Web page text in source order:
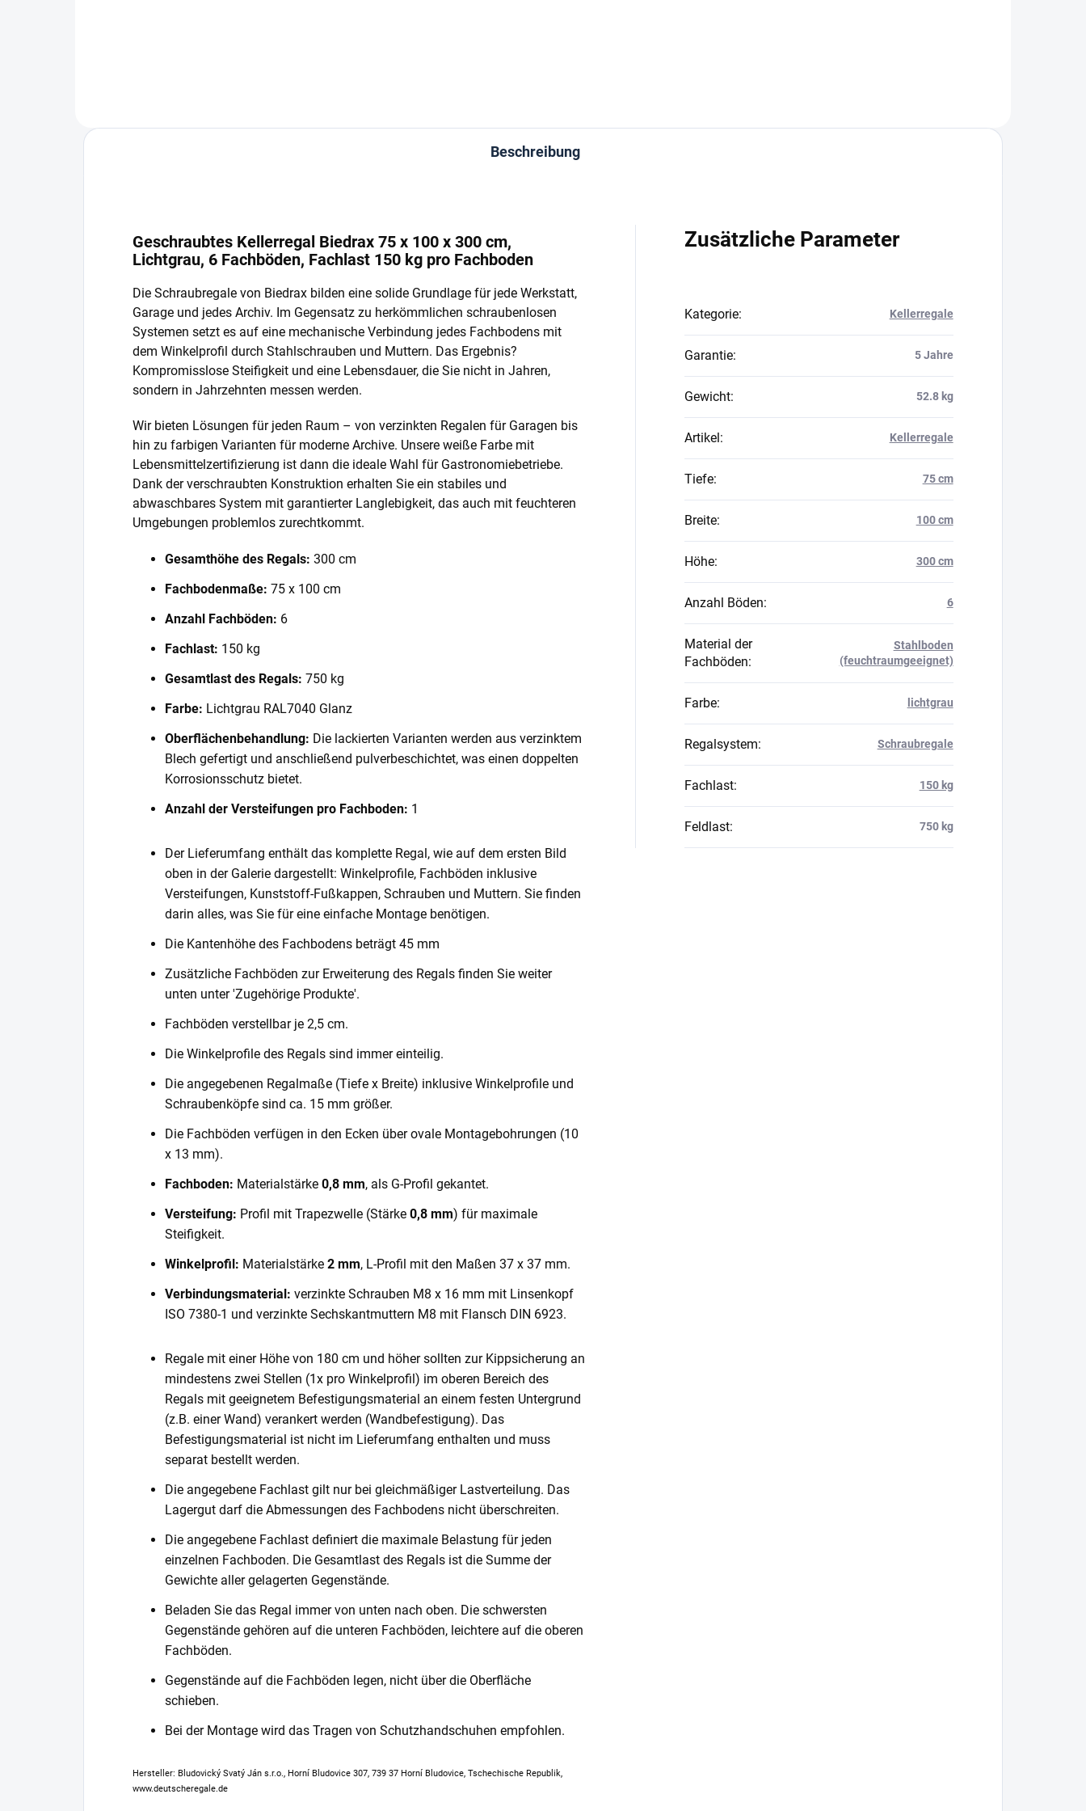
Beschreibung
Geschraubtes Kellerregal Biedrax 75 x 100 x 300 cm,
Lichtgrau, 6 Fachböden, Fachlast 150 kg pro Fachboden
Die Schraubregale von Biedrax bilden eine solide Grundlage für jede Werkstatt,
Garage und jedes Archiv. Im Gegensatz zu herkömmlichen schraubenlosen
Systemen setzt es auf eine mechanische Verbindung jedes Fachbodens mit
dem Winkelprofil durch Stahlschrauben und Muttern. Das Ergebnis?
Kompromisslose Steifigkeit und eine Lebensdauer, die Sie nicht in Jahren,
sondern in Jahrzehnten messen werden.
Wir bieten Lösungen für jeden Raum – von verzinkten Regalen für Garagen bis
hin zu farbigen Varianten für moderne Archive. Unsere weiße Farbe mit
Lebensmittelzertifizierung ist dann die ideale Wahl für Gastronomiebetriebe.
Dank der verschraubten Konstruktion erhalten Sie ein stabiles und
abwaschbares System mit garantierter Langlebigkeit, das auch mit feuchteren
Umgebungen problemlos zurechtkommt.
Gesamthöhe des Regals: 300 cm
Fachbodenmaße: 75 x 100 cm
Anzahl Fachböden: 6
Fachlast: 150 kg
Gesamtlast des Regals: 750 kg
Farbe: Lichtgrau RAL7040 Glanz
Oberflächenbehandlung: Die lackierten Varianten werden aus verzinktem
Blech gefertigt und anschließend pulverbeschichtet, was einen doppelten
Korrosionsschutz bietet.
Anzahl der Versteifungen pro Fachboden: 1
Der Lieferumfang enthält das komplette Regal, wie auf dem ersten Bild
oben in der Galerie dargestellt: Winkelprofile, Fachböden inklusive
Versteifungen, Kunststoff-Fußkappen, Schrauben und Muttern. Sie finden
darin alles, was Sie für eine einfache Montage benötigen.
Die Kantenhöhe des Fachbodens beträgt 45 mm
Zusätzliche Fachböden zur Erweiterung des Regals finden Sie weiter
unten unter 'Zugehörige Produkte'.
Fachböden verstellbar je 2,5 cm.
Die Winkelprofile des Regals sind immer einteilig.
Die angegebenen Regalmaße (Tiefe x Breite) inklusive Winkelprofile und
Schraubenköpfe sind ca. 15 mm größer.
Die Fachböden verfügen in den Ecken über ovale Montagebohrungen (10
x 13 mm).
Fachboden: Materialstärke 0,8 mm, als G-Profil gekantet.
Versteifung: Profil mit Trapezwelle (Stärke 0,8 mm) für maximale
Steifigkeit.
Winkelprofil: Materialstärke 2 mm, L-Profil mit den Maßen 37 x 37 mm.
Verbindungsmaterial: verzinkte Schrauben M8 x 16 mm mit Linsenkopf
ISO 7380-1 und verzinkte Sechskantmuttern M8 mit Flansch DIN 6923.
Regale mit einer Höhe von 180 cm und höher sollten zur Kippsicherung an
mindestens zwei Stellen (1x pro Winkelprofil) im oberen Bereich des
Regals mit geeignetem Befestigungsmaterial an einem festen Untergrund
(z.B. einer Wand) verankert werden (Wandbefestigung). Das
Befestigungsmaterial ist nicht im Lieferumfang enthalten und muss
separat bestellt werden.
Die angegebene Fachlast gilt nur bei gleichmäßiger Lastverteilung. Das
Lagergut darf die Abmessungen des Fachbodens nicht überschreiten.
Die angegebene Fachlast definiert die maximale Belastung für jeden
einzelnen Fachboden. Die Gesamtlast des Regals ist die Summe der
Gewichte aller gelagerten Gegenstände.
Beladen Sie das Regal immer von unten nach oben. Die schwersten
Gegenstände gehören auf die unteren Fachböden, leichtere auf die oberen
Fachböden.
Gegenstände auf die Fachböden legen, nicht über die Oberfläche
schieben.
Bei der Montage wird das Tragen von Schutzhandschuhen empfohlen.
Hersteller: Bludovický Svatý Ján s.r.o., Horní Bludovice 307, 739 37 Horní Bludovice, Tschechische Republik,
www.deutscheregale.de
Zusätzliche Parameter
Kategorie: Kellerregale
Garantie: 5 Jahre
Gewicht: 52.8 kg
Artikel: Kellerregale
Tiefe: 75 cm
Breite: 100 cm
Höhe: 300 cm
Anzahl Böden: 6
Material der
Fachböden:
Stahlboden
(feuchtraumgeeignet)
Farbe: lichtgrau
Regalsystem: Schraubregale
Fachlast: 150 kg
Feldlast: 750 kg